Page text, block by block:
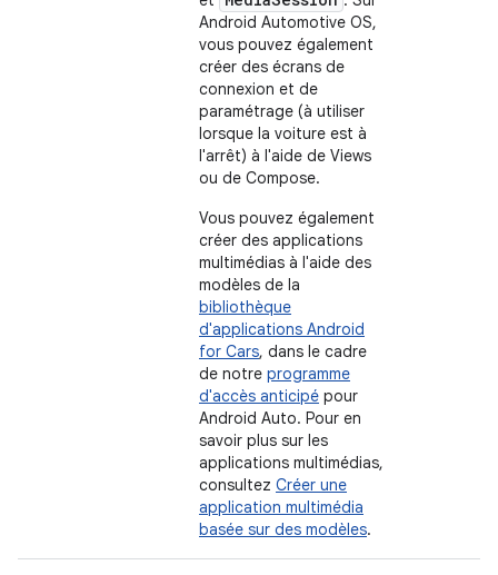
Android Automotive OS,
vous pouvez également
créer des écrans de
connexion et de
paramétrage (à utiliser
lorsque la voiture est à
l'arrêt) à l'aide de Views
ou de Compose.
Vous pouvez également
créer des applications
multimédias à l'aide des
modèles de la
bibliothèque
d'applications Android
for Cars, dans le cadre
de notre programme
d'accès anticipé pour
Android Auto. Pour en
savoir plus sur les
applications multimédias,
consultez Créer une
application multimédia
basée sur des modèles.